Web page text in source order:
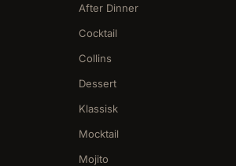
After Dinner
Cocktail
Collins
Dessert
Klassisk
Mocktail
Mojito